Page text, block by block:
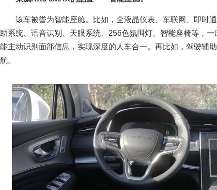
该车被誉为智能座舱。比如，全液晶仪表、车联网、即时
助系统、语音识别、天眼系统、256色氛围灯、智能座椅等，
能主动识别面部信息，实现深度的人车合一。再比如，驾驶辅
航。